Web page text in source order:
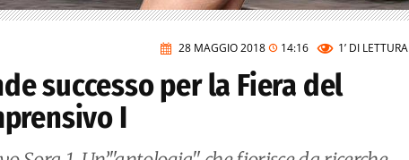
28 MAGGIO 2018 14:16 1’ DI LETTURA
successo per la Fiera del
I